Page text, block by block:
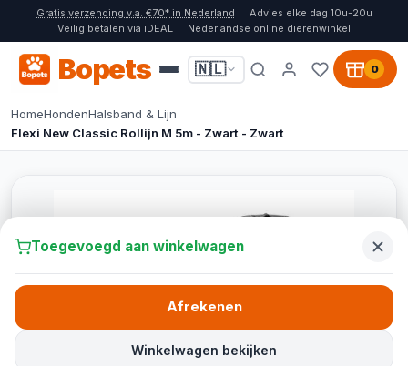
Gratis verzending v.a. €70* in Nederland
Advies elke dag 10u-20u
Veilig betalen via iDEAL
Nederlandse online dierenwinkel
Bopets 🇳🇱 0
HomeHondenHalsband & Lijn
Flexi New Classic Rollijn M 5m - Zwart - Zwart
Toegevoegd aan winkelwagen
Winkelwagen bekijken
Afrekenen